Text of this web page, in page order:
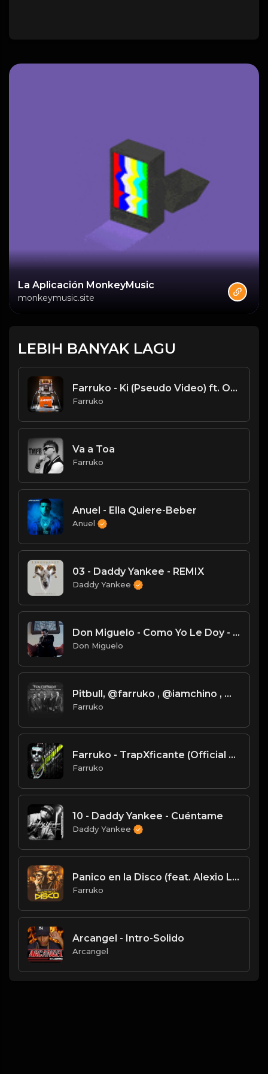
La Aplicación MonkeyMusic
monkeymusic.site
LEBIH BANYAK LAGU
Farruko - Ki (Pseudo Video) ft. Onell y Daniel Habif La 167 ⛽️🏁
Farruko
Va a Toa
Farruko
Anuel - Ella Quiere-Beber
Anuel
03 - Daddy Yankee - REMIX
Daddy Yankee
Don Miguelo - Como Yo Le Doy - (Official Video) (Original HD)
Don Miguelo
Pitbull, @farruko , @iamchino , @ElAlfaElJefeTV x @OmarCourtz - Ten Cuidado (Official Video)
Farruko
Farruko - TrapXficante (Official Video)
Farruko
10 - Daddy Yankee - Cuéntame
Daddy Yankee
Panico en la Disco (feat. Alexio La Bestia & Gaby El Kreativo)
Farruko
Arcangel - Intro-Solido
Arcangel